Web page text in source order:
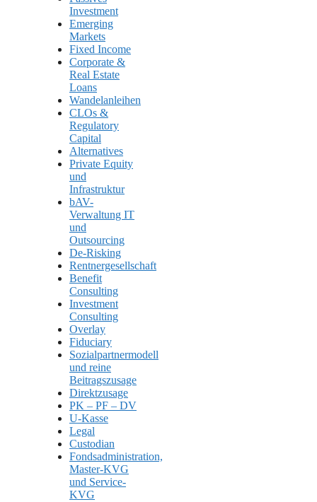
Investment
Emerging
Markets
Fixed Income
Corporate &
Real Estate
Loans
Wandelanleihen
CLOs &
Regulatory
Capital
Alternatives
Private Equity
und
Infrastruktur
bAV-
Verwaltung IT
und
Outsourcing
De-Risking
Rentnergesellschaft
Benefit
Consulting
Investment
Consulting
Overlay
Fiduciary
Sozialpartnermodell
und reine
Beitragszusage
Direktzusage
PK – PF – DV
U-Kasse
Legal
Custodian
Fondsadministration,
Master-KVG
und Service-
KVG